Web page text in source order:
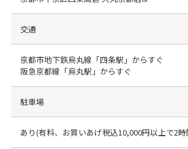
交通
京都市地下鉄烏丸線「四条駅」からすぐ
阪急京都線「烏丸駅」からすぐ
駐車場
あり(有料、お買いあげ税込10,000円以上で2時